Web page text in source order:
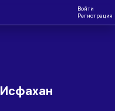
Войти
Регистрация